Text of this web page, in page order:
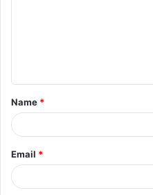
t
*
Name *
Email *